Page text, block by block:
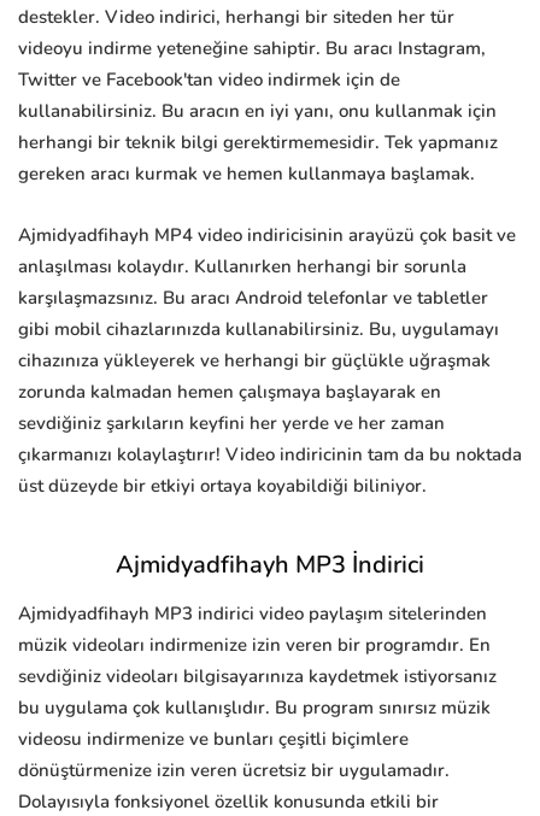
destekler. Video indirici, herhangi bir siteden her tür
videoyu indirme yeteneğine sahiptir. Bu aracı Instagram,
Twitter ve Facebook'tan video indirmek için de
kullanabilirsiniz. Bu aracın en iyi yanı, onu kullanmak için
herhangi bir teknik bilgi gerektirmemesidir. Tek yapmanız
gereken aracı kurmak ve hemen kullanmaya başlamak.
Ajmidyadfihayh MP4 video indiricisinin arayüzü çok basit ve
anlaşılması kolaydır. Kullanırken herhangi bir sorunla
karşılaşmazsınız. Bu aracı Android telefonlar ve tabletler
gibi mobil cihazlarınızda kullanabilirsiniz. Bu, uygulamayı
cihazınıza yükleyerek ve herhangi bir güçlükle uğraşmak
zorunda kalmadan hemen çalışmaya başlayarak en
sevdiğiniz şarkıların keyfini her yerde ve her zaman
çıkarmanızı kolaylaştırır! Video indiricinin tam da bu noktada
üst düzeyde bir etkiyi ortaya koyabildiği biliniyor.
Ajmidyadfihayh MP3 İndirici
Ajmidyadfihayh MP3 indirici video paylaşım sitelerinden
müzik videoları indirmenize izin veren bir programdır. En
sevdiğiniz videoları bilgisayarınıza kaydetmek istiyorsanız
bu uygulama çok kullanışlıdır. Bu program sınırsız müzik
videosu indirmenize ve bunları çeşitli biçimlere
dönüştürmenize izin veren ücretsiz bir uygulamadır.
Dolayısıyla fonksiyonel özellik konusunda etkili bir